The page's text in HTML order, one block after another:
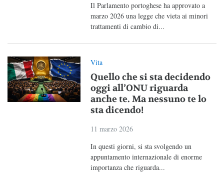
Il Parlamento portoghese ha approvato a
marzo 2026 una legge che vieta ai minori
trattamenti di cambio di...
Vita
Quello che si sta decidendo
oggi all’ONU riguarda
anche te. Ma nessuno te lo
sta dicendo!
11 marzo 2026
In questi giorni, si sta svolgendo un
appuntamento internazionale di enorme
importanza che riguarda...